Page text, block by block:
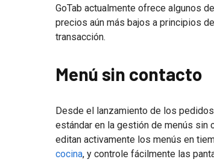
GoTab actualmente ofrece algunos
precios aún más bajos a principios
transacción.
Menú sin contacto
Desde el lanzamiento de los
estándar en la gestión de menús sin
editan activamente los menús en
cocina, y controle fácilmente las